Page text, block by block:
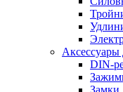
DIN-
Замки